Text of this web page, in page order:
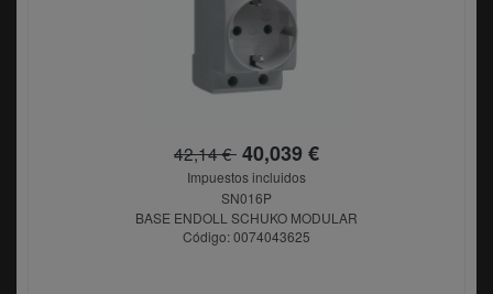
42,14 € 40,039 €
Impuestos incluidos
SN016P
BASE ENDOLL SCHUKO MODULAR
Código: 0074043625